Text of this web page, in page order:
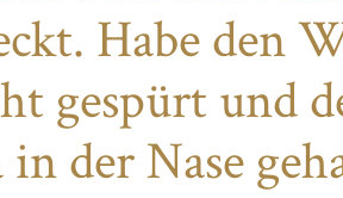
Habe den
gespürt und
der Nase